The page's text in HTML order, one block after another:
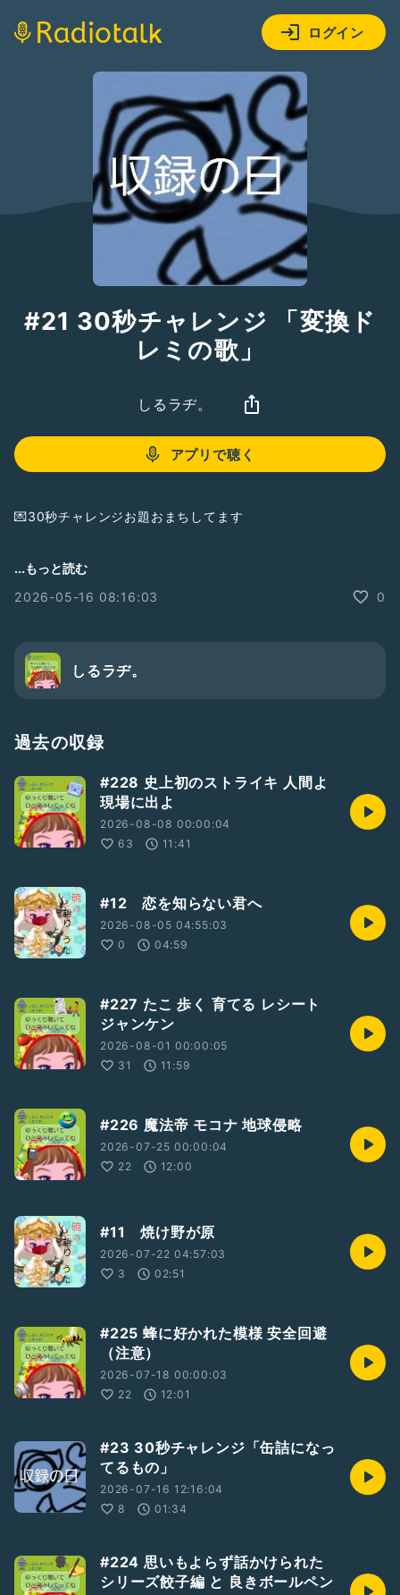
ログイン
#21 30秒チャレンジ 「変換ド
レミの歌」
しるラヂ。
アプリで聴く
💌30秒チャレンジお題おまちしてます
30秒チャレンジ と タイムアタック
皆のタイム教えてね〜
挑戦者求む‼️
#変換ドレミの歌
...もっと読む
2026-05-16 08:16:03
0
しるラヂ。
過去の収録
#228 史上初のストライキ 人間よ
現場に出よ
2026-08-08 00:00:04
63
11:41
#12 恋を知らない君へ
2026-08-05 04:55:03
0
04:59
#227 たこ 歩く 育てる レシート
ジャンケン
2026-08-01 00:00:05
31
11:59
#226 魔法帝 モコナ 地球侵略
2026-07-25 00:00:04
22
12:00
#11 焼け野が原
2026-07-22 04:57:03
3
02:51
#225 蜂に好かれた模様 安全回避
（注意）
2026-07-18 00:00:03
22
12:01
#23 30秒チャレンジ「缶詰になっ
てるもの」
2026-07-16 12:16:04
8
01:34
#224 思いもよらず話かけられた
シリーズ餃子編 と 良きボールペン